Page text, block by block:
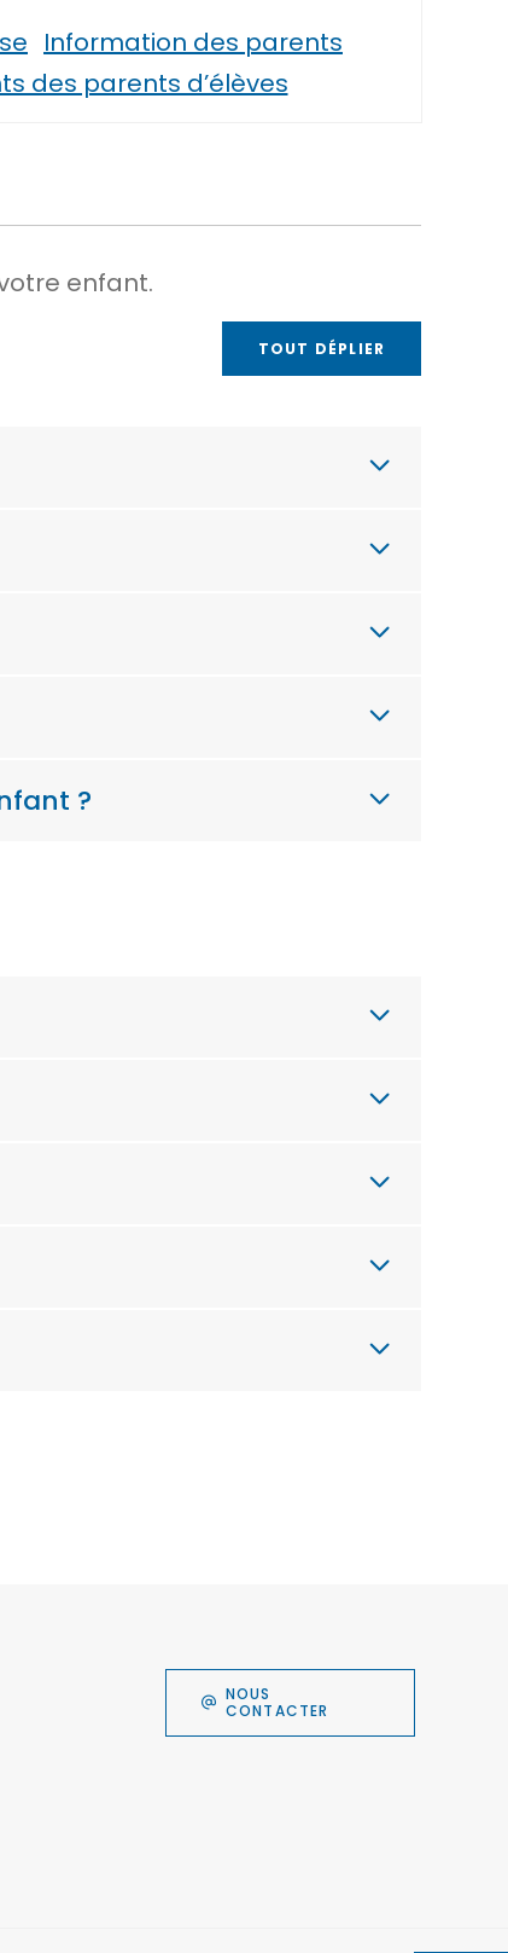
Information des parents
des parents d’élèves
enfant.
TOUT DÉPLIER
?
NOUS
CONTACTER